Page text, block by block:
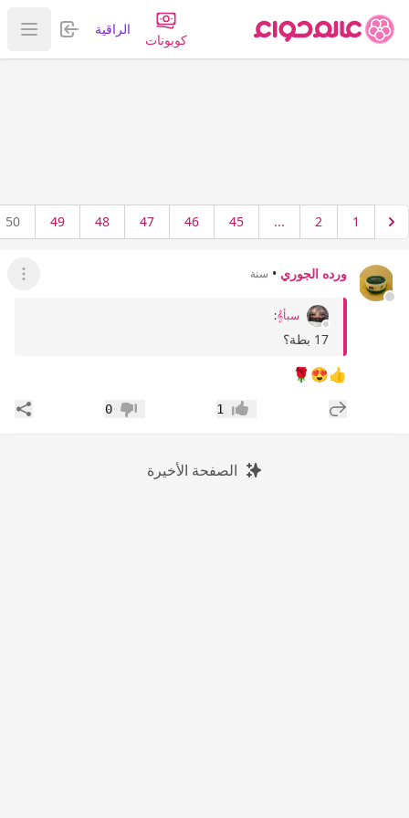
كوبونات
الراقية تسجيل
عرض
1
2
...
45
46
47
48
49
50
ورده الجوري • سنة عرض
سبأ𝄞 :
17 بطة؟
👍😍🌹
إضافة رد جديد إعجاب1 عدم إعجاب
0
الصفحة الأخيرة